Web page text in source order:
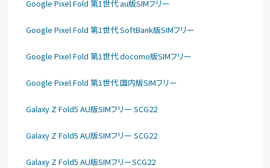
Google Pixel Fold 第1世代 au版SIMフリー
Google Pixel Fold 第1世代 SoftBank版SIMフリー
Google Pixel Fold 第1世代 docomo版SIMフリー
Google Pixel Fold 第1世代 国内版SIMフリー
Galaxy Z Fold5 AU版SIMフリー SCG22
Galaxy Z Fold5 AU版SIMフリー SCG22
Galaxy Z Fold5 AU版SIMフリーSCG22